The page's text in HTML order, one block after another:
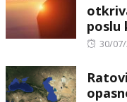
poslu
30/